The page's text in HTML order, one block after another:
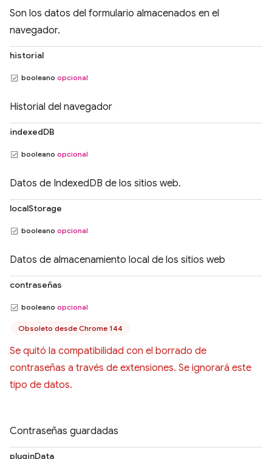
Son los datos del formulario almacenados en el
navegador.
historial
booleano opcional
Historial del navegador
indexedDB
booleano opcional
Datos de IndexedDB de los sitios web.
localStorage
booleano opcional
Datos de almacenamiento local de los sitios web
contraseñas
booleano opcional
Obsoleto desde Chrome 144
Se quitó la compatibilidad con el borrado de
contraseñas a través de extensiones. Se ignorará este
tipo de datos.
Contraseñas guardadas
pluginData